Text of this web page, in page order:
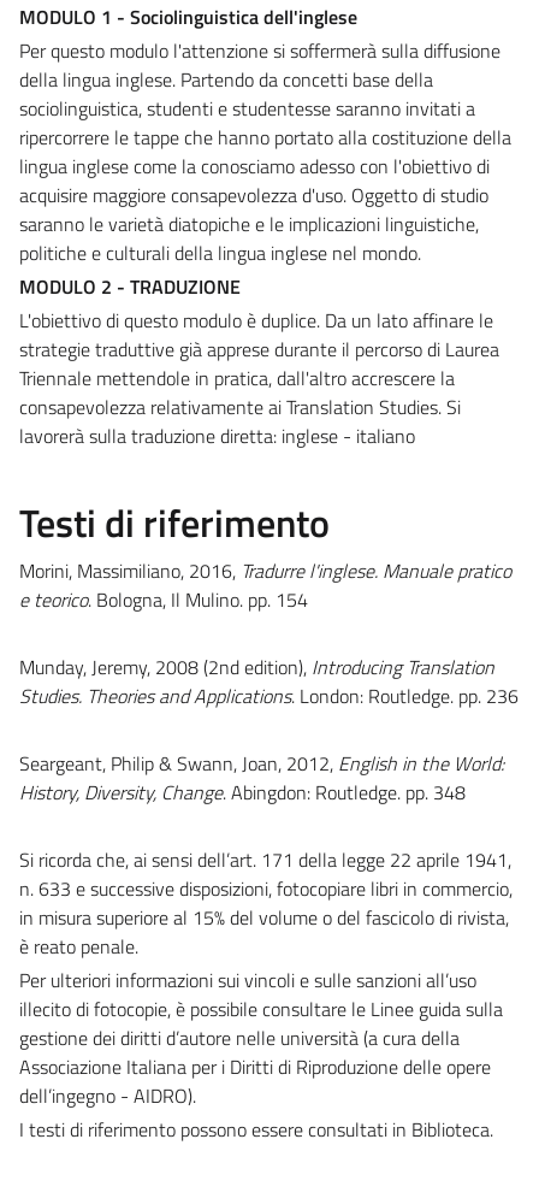
MODULO 1 - Sociolinguistica dell'inglese
Per questo modulo l'attenzione si soffermerà sulla diffusione
della lingua inglese. Partendo da concetti base della
sociolinguistica, studenti e studentesse saranno invitati a
ripercorrere le tappe che hanno portato alla costituzione della
lingua inglese come la conosciamo adesso con l'obiettivo di
acquisire maggiore consapevolezza d'uso. Oggetto di studio
saranno le varietà diatopiche e le implicazioni linguistiche,
politiche e culturali della lingua inglese nel mondo.
MODULO 2 - TRADUZIONE
L'obiettivo di questo modulo è duplice. Da un lato affinare le
strategie traduttive già apprese durante il percorso di Laurea
Triennale mettendole in pratica, dall'altro accrescere la
consapevolezza relativamente ai Translation Studies. Si
lavorerà sulla traduzione diretta: inglese - italiano
Testi di riferimento
Morini, Massimiliano, 2016, Tradurre l'inglese. Manuale pratico
e teorico. Bologna, Il Mulino. pp. 154
Munday, Jeremy, 2008 (2nd edition), Introducing Translation
Studies. Theories and Applications. London: Routledge. pp. 236
Seargeant, Philip & Swann, Joan, 2012, English in the World:
History, Diversity, Change. Abingdon: Routledge. pp. 348
Si ricorda che, ai sensi dell’art. 171 della legge 22 aprile 1941,
n. 633 e successive disposizioni, fotocopiare libri in commercio,
in misura superiore al 15% del volume o del fascicolo di rivista,
è reato penale.
Per ulteriori informazioni sui vincoli e sulle sanzioni all’uso
illecito di fotocopie, è possibile consultare le Linee guida sulla
gestione dei diritti d’autore nelle università (a cura della
Associazione Italiana per i Diritti di Riproduzione delle opere
dell’ingegno - AIDRO).
I testi di riferimento possono essere consultati in Biblioteca.